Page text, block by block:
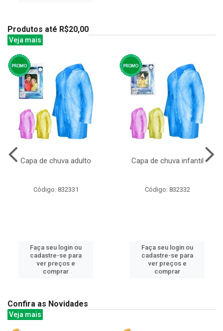
Produtos até R$20,00
Veja mais
Capa de chuva adulto
Código: 832331
Faça seu login ou
cadastre-se para
ver preços e
comprar
Capa de chuva infantil
Código: 832332
Faça seu login ou
cadastre-se para
ver preços e
comprar
Confira as Novidades
Veja mais